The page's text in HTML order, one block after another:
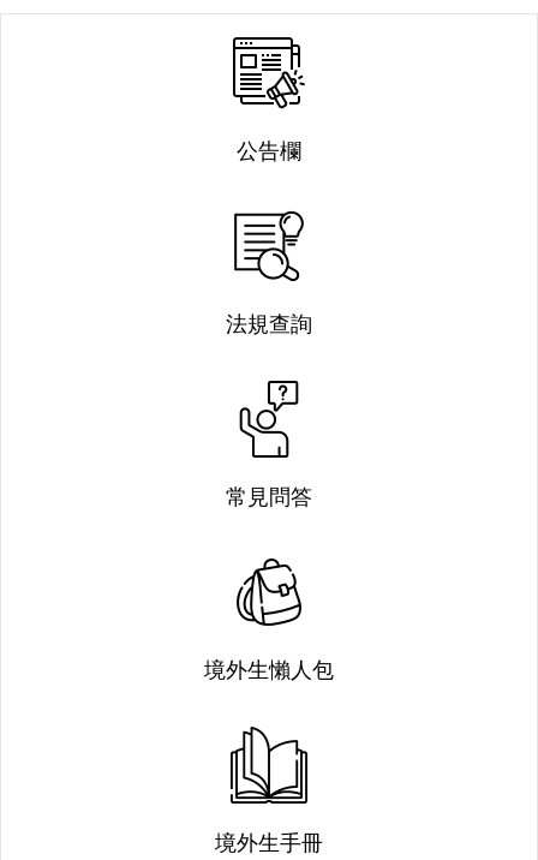
公告欄
法規查詢
常見問答
境外生懶人包
境外生手冊